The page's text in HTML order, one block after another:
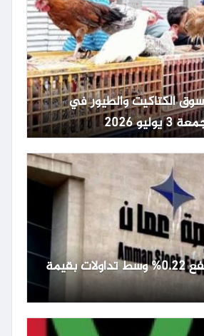
الكتاكيت والطيور في
2026
بورصة عمان ترتفع 0.22% وسط تداولات بقيمة